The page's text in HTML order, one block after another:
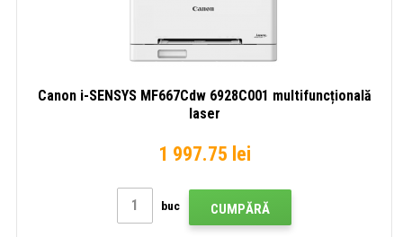
Canon i-SENSYS MF667Cdw 6928C001 multifuncțională
laser
1 997.75 lei
buc CUMPĂRĂ